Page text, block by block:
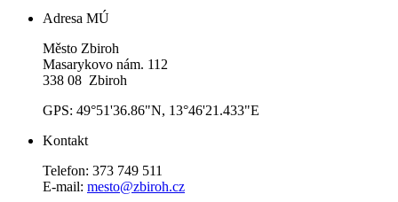
Adresa MÚ
Město Zbiroh
Masarykovo nám. 112
338 08 Zbiroh
GPS: 49°51'36.86"N, 13°46'21.433"E
Kontakt
Telefon: 373 749 511
E-mail: mesto@zbiroh.cz